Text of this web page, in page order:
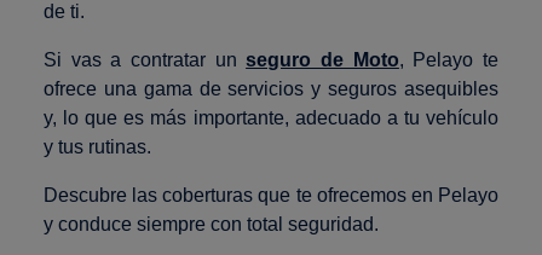
de ti.
Si vas a contratar unseguro de Moto, Pelayo te
ofrece una gama de servicios y seguros asequibles
y, lo que es más importante, adecuado a tu vehículo
y tus rutinas.
Descubre las coberturas que te ofrecemos en Pelayo
y conduce siempre con total seguridad.